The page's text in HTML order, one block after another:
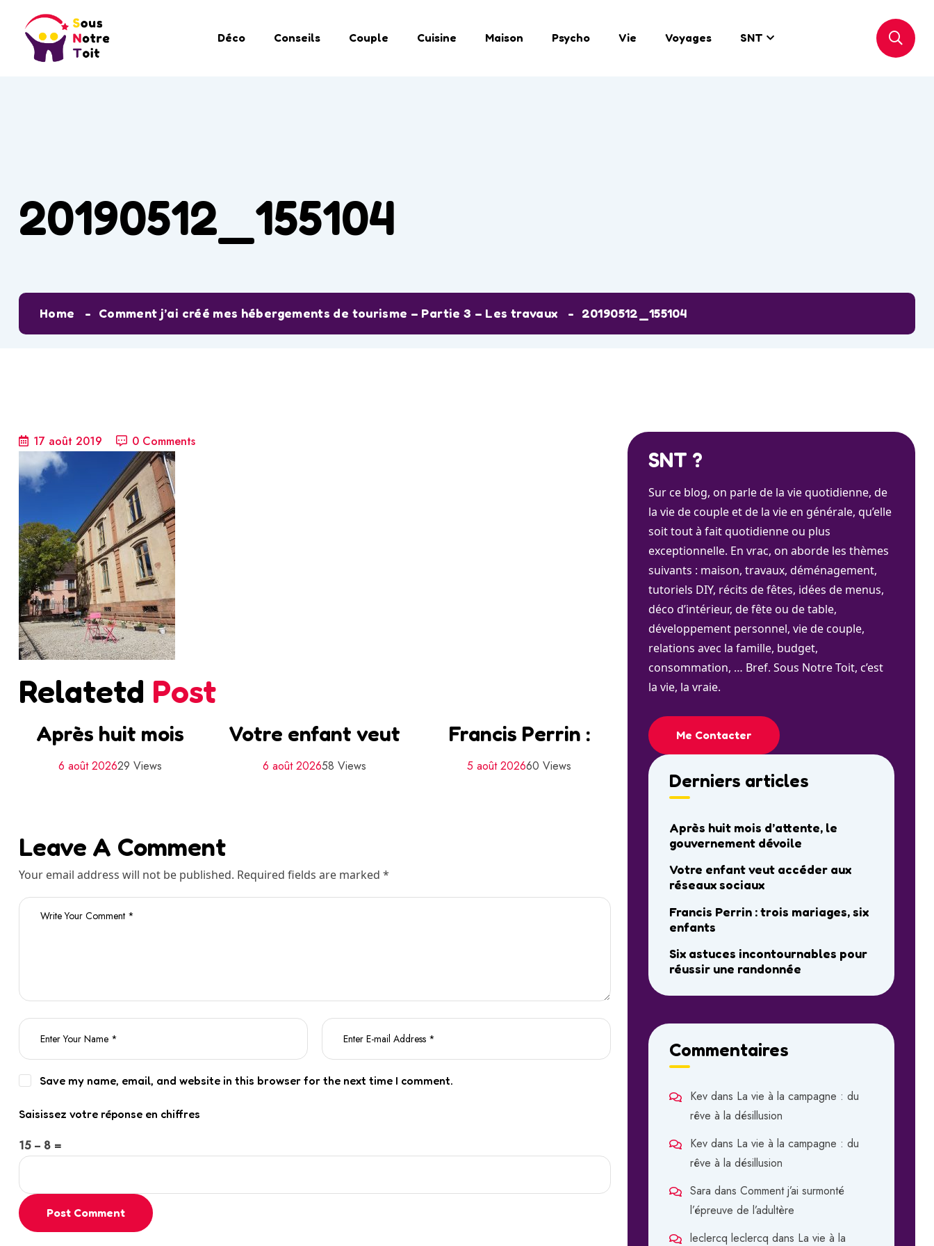
Déco Conseils Couple Cuisine Maison Psycho Vie Voyages SNT
20190512_155104
Home Comment j’ai créé mes hébergements de tourisme – Partie 3 – Les travaux 20190512_155104
17 août 2019 0 Comments
Relatetd Post
Après huit mois
6 août 202629 Views
Votre enfant veut
6 août 202658 Views
Francis Perrin :
5 août 202660 Views
Leave A Comment
Your email address will not be published. Required fields are marked *
Save my name, email, and website in this browser for the next time I comment.
Saisissez votre réponse en chiffres
15 − 8 =
Post Comment
SNT ?
Sur ce blog, on parle de la vie quotidienne, de
la vie de couple et de la vie en générale, qu’elle
soit tout à fait quotidienne ou plus
exceptionnelle. En vrac, on aborde les thèmes
suivants : maison, travaux, déménagement,
tutoriels DIY, récits de fêtes, idées de menus,
déco d’intérieur, de fête ou de table,
développement personnel, vie de couple,
relations avec la famille, budget,
consommation, … Bref. Sous Notre Toit, c’est
la vie, la vraie.
Me Contacter
Derniers articles
Après huit mois d’attente, le
gouvernement dévoile
Votre enfant veut accéder aux
réseaux sociaux
Francis Perrin : trois mariages, six
enfants
Six astuces incontournables pour
réussir une randonnée
Commentaires
Kev dans La vie à la campagne : du
rêve à la désillusion
Kev dans La vie à la campagne : du
rêve à la désillusion
Sara dans Comment j’ai surmonté
l’épreuve de l’adultère
leclercq leclercq dans La vie à la